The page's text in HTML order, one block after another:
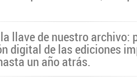
llave de nuestro archivo:
digital de las ediciones
un año atrás.